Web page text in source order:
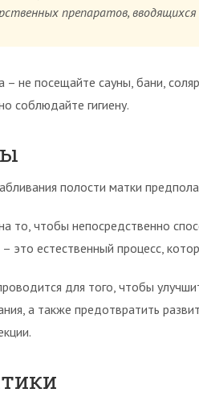
препаратов,
– не посещайте сауны, бани,
соблюдайте гигиену.
полости матки
то, чтобы непосредственно
это естественный процесс,
для того, чтобы
а также предотвратить